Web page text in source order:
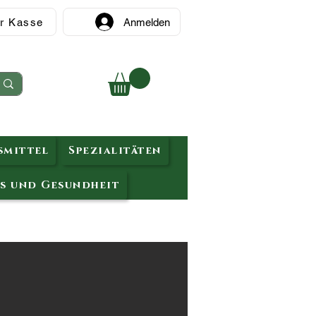
Kasse Anmelden
Spezialitäten
und Gesundheit